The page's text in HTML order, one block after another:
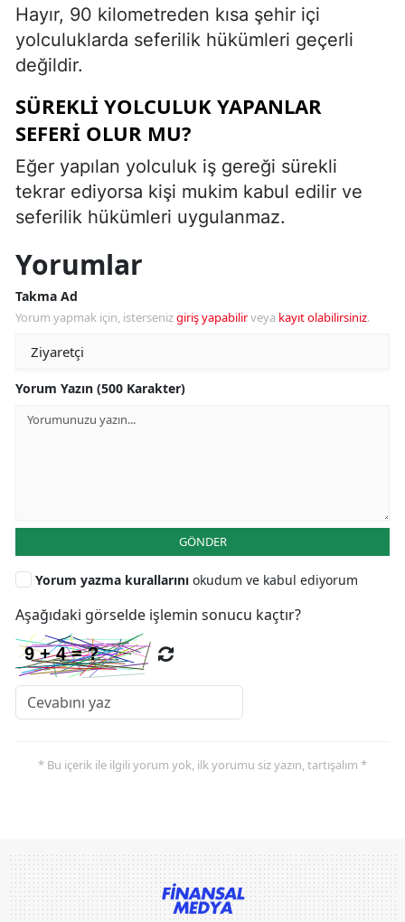
Hayır, 90 kilometreden kısa şehir içi
yolculuklarda seferilik hükümleri geçerli
değildir.
SÜREKLI YOLCULUK YAPANLAR
SEFERI OLUR MU?
Eğer yapılan yolculuk iş gereği sürekli
tekrar ediyorsa kişi mukim kabul edilir ve
seferilik hükümleri uygulanmaz.
Yorumlar
Takma Ad
Yorum yapmak için, istersenizgiriş yapabilirveya kayıt olabilirsiniz.
Yorum Yazın (500 Karakter)
GÖNDER
Yorum yazma kurallarını okudum ve kabul ediyorum
Aşağıdaki görselde işlemin sonucu kaçtır?
* Bu içerik ile ilgili yorum yok, ilk yorumu siz yazın, tartışalım *